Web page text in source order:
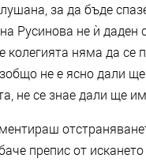
за да бъде
Русинова не ѝ даден
няма да се
не е ясно дали
не се знае дали ще
препис от